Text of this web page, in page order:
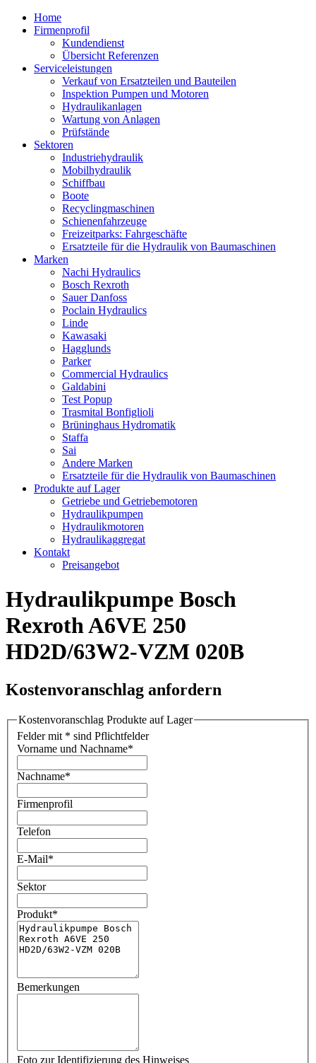
Home
Firmenprofil
Kundendienst
Übersicht Referenzen
Serviceleistungen
Verkauf von Ersatzteilen und Bauteilen
Inspektion Pumpen und Motoren
Hydraulikanlagen
Wartung von Anlagen
Prüfstände
Sektoren
Industriehydraulik
Mobilhydraulik
Schiffbau
Boote
Recyclingmaschinen
Schienenfahrzeuge
Freizeitparks: Fahrgeschäfte
Ersatzteile für die Hydraulik von Baumaschinen
Marken
Nachi Hydraulics
Bosch Rexroth
Sauer Danfoss
Poclain Hydraulics
Linde
Kawasaki
Hagglunds
Parker
Commercial Hydraulics
Galdabini
Test Popup
Trasmital Bonfiglioli
Brüninghaus Hydromatik
Staffa
Sai
Andere Marken
Ersatzteile für die Hydraulik von Baumaschinen
Produkte auf Lager
Getriebe und Getriebemotoren
Hydraulikpumpen
Hydraulikmotoren
Hydraulikaggregat
Kontakt
Preisangebot
Hydraulikpumpe Bosch
Rexroth A6VE 250
HD2D/63W2-VZM 020B
Kostenvoranschlag anfordern
Kostenvoranschlag Produkte auf Lager
Felder mit * sind Pflichtfelder
Vorname und Nachname*
Nachname*
Firmenprofil
Telefon
E-Mail*
Sektor
Produkt*
Bemerkungen
Foto zur Identifizierung des Hinweises